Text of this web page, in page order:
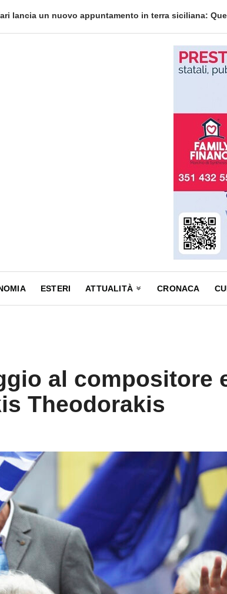
appuntamento in terra siciliana: Quellidipiazzatrinità
ESTERI ATTUALITÀ CRONACA
al compositore
Theodorakis